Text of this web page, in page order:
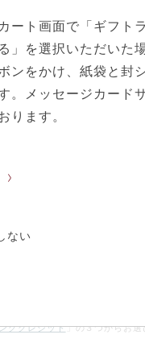
の他注意事項
ちらの商品の素材は、シ
ルバー素材にはいぶし加
合いは掲載写真と若干異
作過程の都合上、ご注
グクレジット」の３つからお
カート画面で「ギフト
る」を選択いただいた
ンをかけ、紙袋と封
。メッセージカード
ります。
ない